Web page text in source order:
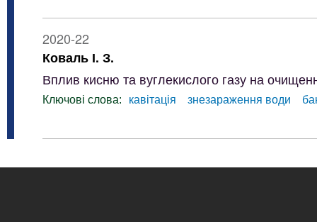
2020-22
Коваль І. З.
Вплив кисню та вуглекислого газу на
Ключові слова: кавітація знезараження води